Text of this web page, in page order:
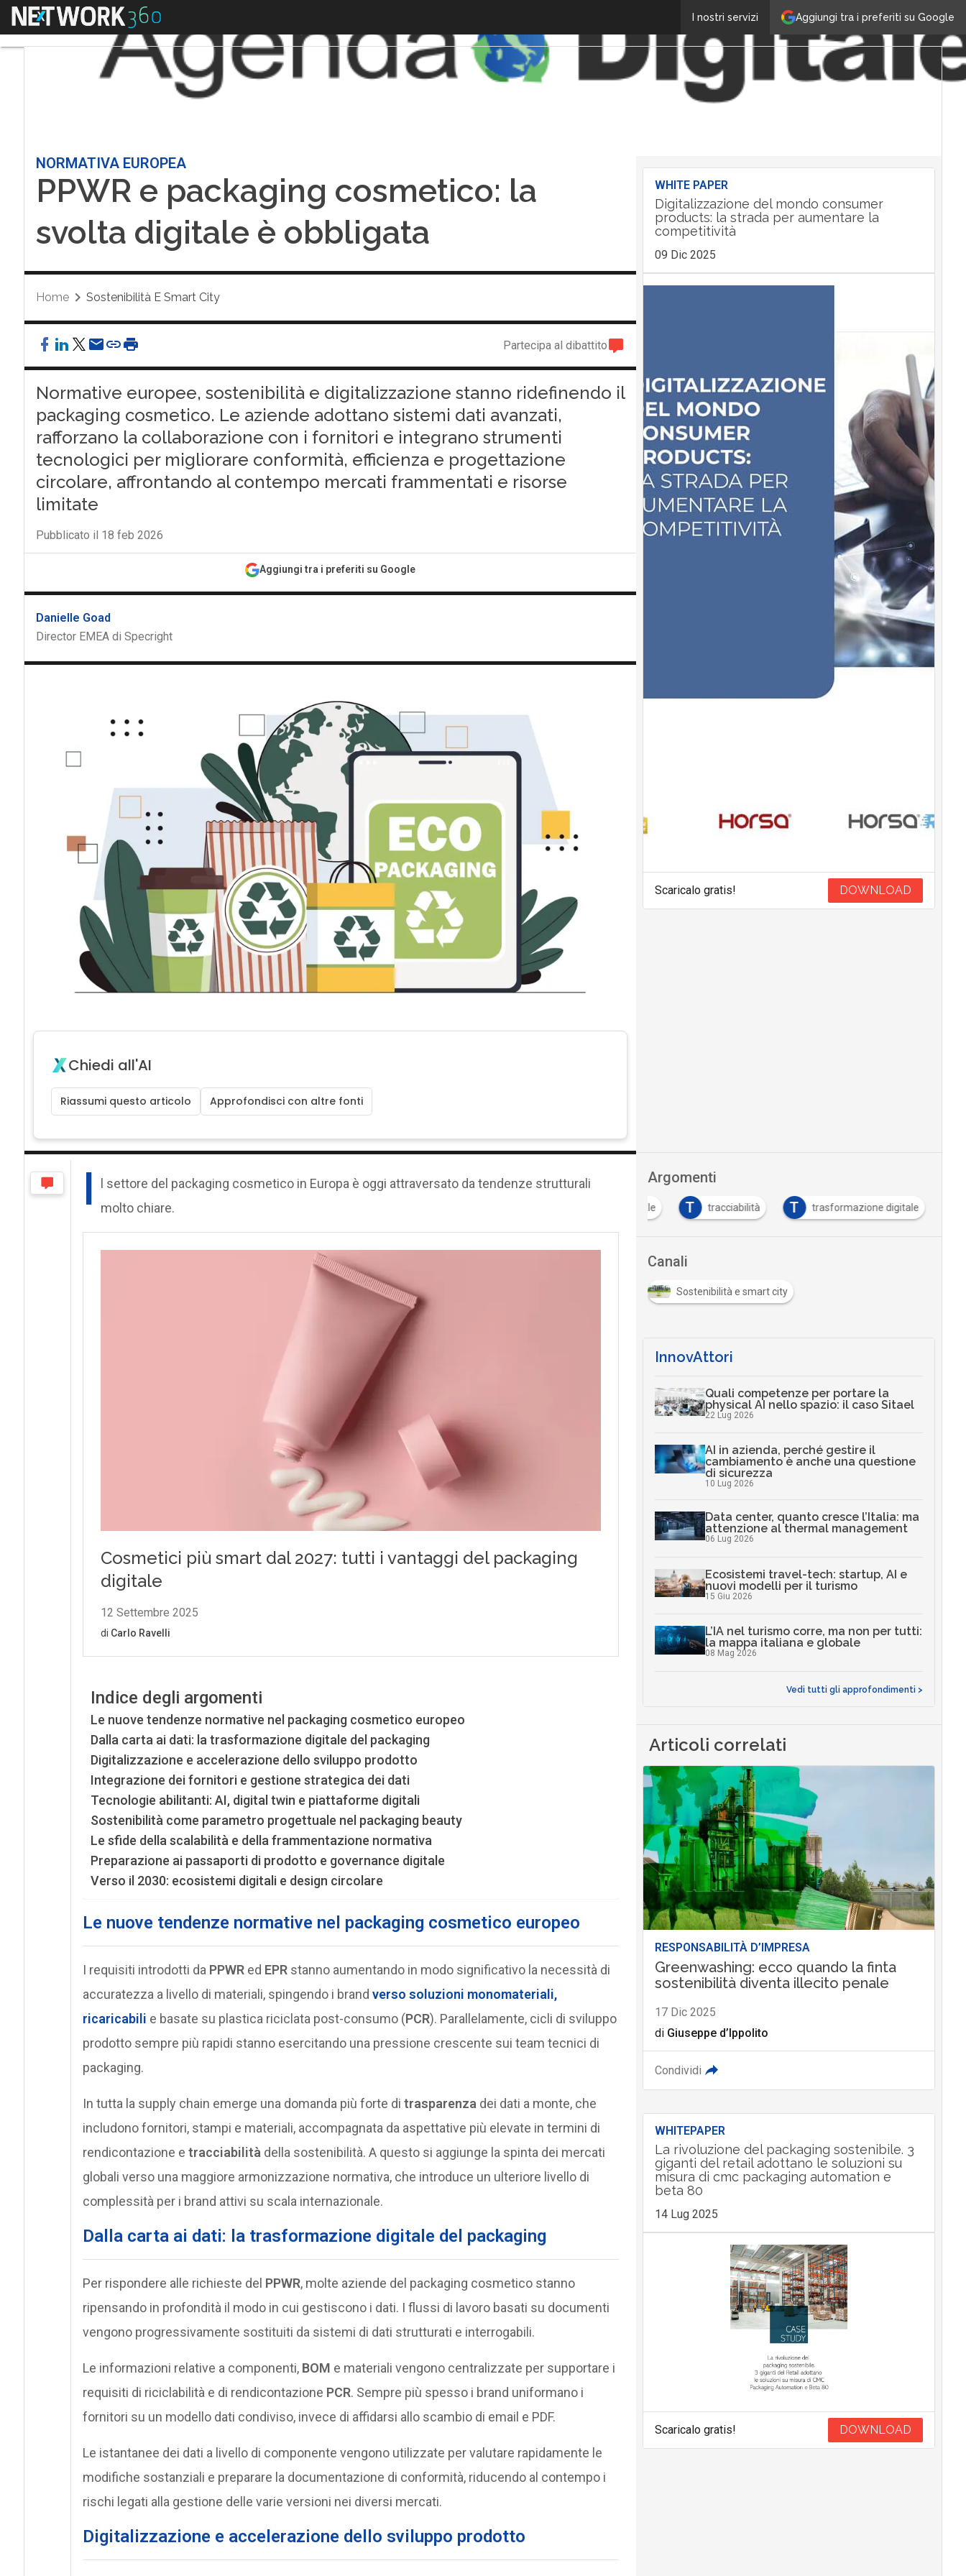
Aggiungi tra i preferiti su Google
I nostri servizi
Menu
NORMATIVA EUROPEA
PPWR e packaging cosmetico: la
svolta digitale è obbligata
Home Sostenibilità E Smart City
Partecipa al dibattito
Normative europee, sostenibilità e digitalizzazione stanno ridefinendo il
packaging cosmetico. Le aziende adottano sistemi dati avanzati,
rafforzano la collaborazione con i fornitori e integrano strumenti
tecnologici per migliorare conformità, efficienza e progettazione
circolare, affrontando al contempo mercati frammentati e risorse
limitate
Pubblicato il 18 feb 2026
Aggiungi tra i preferiti su Google
Danielle Goad
Director EMEA di Specright
Chiedi all'AI
Riassumi questo articolo Approfondisci con altre fonti
I
l settore del packaging cosmetico in Europa è oggi attraversato da tendenze strutturali
molto chiare.
Indice degli argomenti
Le nuove tendenze normative nel packaging cosmetico europeo
Dalla carta ai dati: la trasformazione digitale del packaging
Digitalizzazione e accelerazione dello sviluppo prodotto
Integrazione dei fornitori e gestione strategica dei dati
Tecnologie abilitanti: AI, digital twin e piattaforme digitali
Sostenibilità come parametro progettuale nel packaging beauty
Le sfide della scalabilità e della frammentazione normativa
Preparazione ai passaporti di prodotto e governance digitale
Verso il 2030: ecosistemi digitali e design circolare
Le nuove tendenze normative nel packaging cosmetico europeo
I requisiti introdotti da PPWRed EPRstanno aumentando in modo significativo la necessità di
accuratezza a livello di materiali, spingendo i brand verso soluzioni monomateriali,
ricaricabili e basate su plastica riciclata post-consumo (PCR). Parallelamente, cicli di sviluppo
prodotto sempre più rapidi stanno esercitando una pressione crescente sui team tecnici di
packaging.
In tutta la supply chain emerge una domanda più forte di trasparenza dei dati a monte, che
includono fornitori, stampi e materiali, accompagnata da aspettative più elevate in termini di
rendicontazione e tracciabilità della sostenibilità. A questo si aggiunge la spinta dei mercati
globali verso una maggiore armonizzazione normativa, che introduce un ulteriore livello di
complessità per i brand attivi su scala internazionale.
Dalla carta ai dati: la trasformazione digitale del packaging
Per rispondere alle richieste del PPWR, molte aziende del packaging cosmetico stanno
ripensando in profondità il modo in cui gestiscono i dati. I flussi di lavoro basati su documenti
vengono progressivamente sostituiti da sistemi di dati strutturati e interrogabili.
Le informazioni relative a componenti, BOM e materiali vengono centralizzate per supportare i
requisiti di riciclabilità e di rendicontazione PCR. Sempre più spesso i brand uniformano i
fornitori su un modello dati condiviso, invece di affidarsi allo scambio di email e PDF.
Le istantanee dei dati a livello di componente vengono utilizzate per valutare rapidamente le
modifiche sostanziali e preparare la documentazione di conformità, riducendo al contempo i
rischi legati alla gestione delle varie versioni nei diversi mercati.
Digitalizzazione e accelerazione dello sviluppo prodotto
WHITE PAPER
Digitalizzazione del mondo consumer
products: la strada per aumentare la
competitività
09 Dic 2025
Scaricalo gratis! DOWNLOAD
Argomenti
Intelligenza Artificiale T tracciabilità T trasformazione digitale
Canali
Sostenibilità e smart city
InnovAttori
Quali competenze per portare la
physical AI nello spazio: il caso Sitael
22 Lug 2026
AI in azienda, perché gestire il
cambiamento è anche una questione
di sicurezza
10 Lug 2026
Data center, quanto cresce l’Italia: ma
attenzione al thermal management
06 Lug 2026
Ecosistemi travel-tech: startup, AI e
nuovi modelli per il turismo
15 Giu 2026
L’IA nel turismo corre, ma non per tutti:
la mappa italiana e globale
08 Mag 2026
Vedi tutti gli approfondimenti >
Articoli correlati
RESPONSABILITÀ D’IMPRESA
Greenwashing: ecco quando la finta
sostenibilità diventa illecito penale
17 Dic 2025
di Giuseppe d’Ippolito
Condividi
WHITEPAPER
La rivoluzione del packaging sostenibile. 3
giganti del retail adottano le soluzioni su
misura di cmc packaging automation e
beta 80
14 Lug 2025
Scaricalo gratis! DOWNLOAD